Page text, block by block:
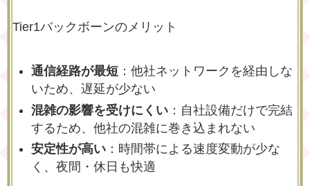
Tier1バックボーンのメリット
通信経路が最短：他社ネットワークを経由しな
いため、遅延が少ない
混雑の影響を受けにくい：自社設備だけで完結
するため、他社の混雑に巻き込まれない
安定性が高い：時間帯による速度変動が少な
く、夜間・休日も快適